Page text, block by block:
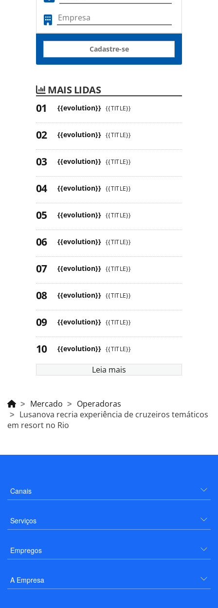
Cadastre-se
MAIS LIDAS
{{evolution}} {{TITLE}}
{{evolution}} {{TITLE}}
{{evolution}} {{TITLE}}
{{evolution}} {{TITLE}}
{{evolution}} {{TITLE}}
{{evolution}} {{TITLE}}
{{evolution}} {{TITLE}}
{{evolution}} {{TITLE}}
{{evolution}} {{TITLE}}
{{evolution}} {{TITLE}}
Leia mais
Mercado
Operadoras
Lusanova recria experiência de cruzeiros temáticos
em resort no Rio
Canais
Serviços
Empregos
A Empresa